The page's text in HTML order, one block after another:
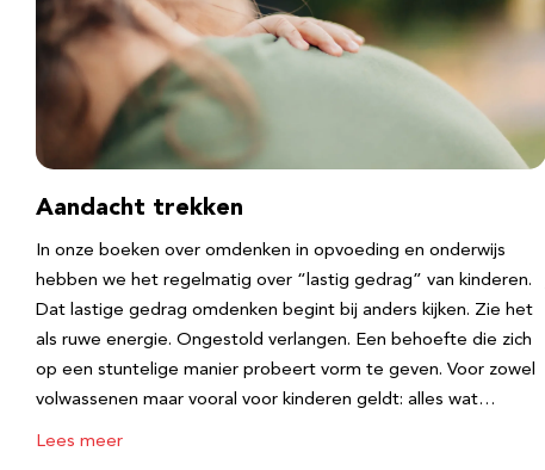
Aandacht trekken
In onze boeken over omdenken in opvoeding en onderwijs
hebben we het regelmatig over “lastig gedrag” van kinderen.
Dat lastige gedrag omdenken begint bij anders kijken. Zie het
als ruwe energie. Ongestold verlangen. Een behoefte die zich
op een stuntelige manier probeert vorm te geven. Voor zowel
volwassenen maar vooral voor kinderen geldt: alles wat…
Lees meer